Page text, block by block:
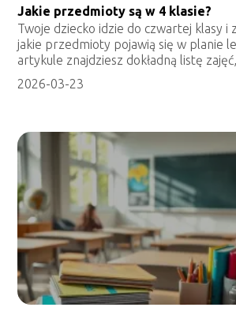
Jakie przedmioty są w 4 klasie?
Twoje dziecko idzie do czwartej klasy i
jakie przedmioty pojawią się w planie
artykule znajdziesz dokładną listę
2026-03-23